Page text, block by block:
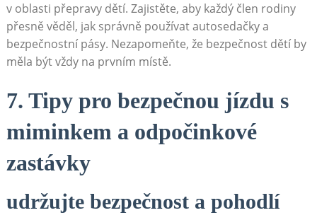
v oblasti přepravy dětí. Zajistěte, aby každý člen rodiny
přesně věděl, jak správně používat autosedačky a
bezpečnostní pásy. Nezapomeňte, že bezpečnost dětí by
měla být vždy na prvním místě.
7. Tipy pro bezpečnou jízdu s
miminkem a odpočinkové
zastávky
udržujte bezpečnost a pohodlí